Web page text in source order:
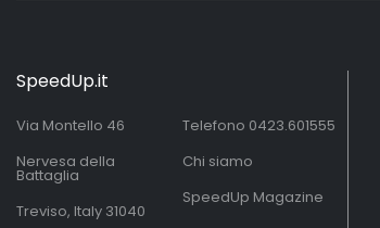
SpeedUp.it
Via Montello 46
Nervesa della
Battaglia
Treviso, Italy 31040
Telefono 0423.601555
Chi siamo
SpeedUp Magazine